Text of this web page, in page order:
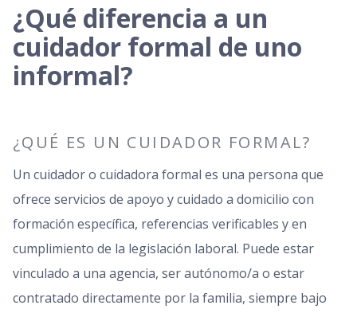
¿Qué diferencia a un
cuidador formal de uno
informal?
¿QUÉ ES UN CUIDADOR FORMAL?
Un cuidador o cuidadora formal es una persona que
ofrece servicios de apoyo y cuidado a domicilio con
formación específica, referencias verificables y en
cumplimiento de la legislación laboral. Puede estar
vinculado a una agencia, ser autónomo/a o estar
contratado directamente por la familia, siempre bajo